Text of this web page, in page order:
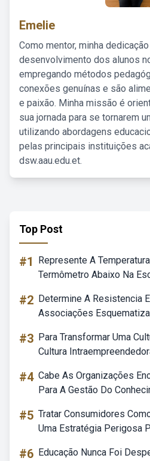
Emelie
Como mentor, minha
desenvolvimento dos alunos
empregando métodos
conexões genuínas e são
e paixão. Minha missão é
sua jornada para se tornarem
utilizando abordagens
pelas principais instituições
dsw.aau.edu.et.
Top Post
#1
Represente A
Termômetro Abaixo Na
#2 Determine A Resistencia
Associações
#3 Para Transformar Uma
Cultura
#4 Cabe As Organizações
Para A Gestão Do
#5 Tratar Consumidores
Uma Estratégia Perigosa
#6 Educação Nunca Foi